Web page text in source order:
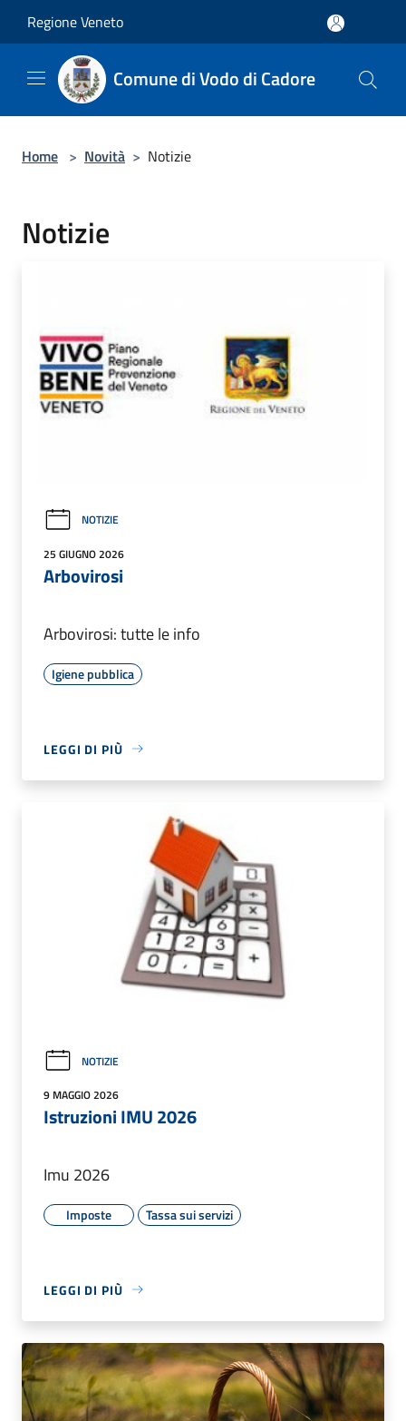
Regione Veneto
Comune di Vodo di Cadore
Home > Novità > Notizie
Notizie
NOTIZIE
25 GIUGNO 2026
Arbovirosi
Arbovirosi: tutte le info
Igiene pubblica
LEGGI DI PIÙ
NOTIZIE
9 MAGGIO 2026
Istruzioni IMU 2026
Imu 2026
Imposte Tassa sui servizi
LEGGI DI PIÙ